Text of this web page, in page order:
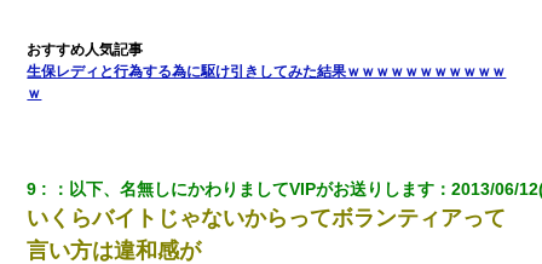
転職先が決まったので退職の意思を伝えたら。上司「無責任」
「簡単には辞めさせない」私（どうせ辞めるし…）→ 思いっきり
反論をしてみた
走り回っていて…
スマホを与えられて、中学卒業する頃にはすっかり女叩きに洗脳
生保レディと行為する為に駆け引きしてみた結果ｗｗｗｗｗｗｗｗｗｗｗ
ｗ
9 ： 以下、名無しにかわりましてVIPがお送りします ：2013/06/
いくらバイトじゃないからってボランティアって
言い方は違和感が